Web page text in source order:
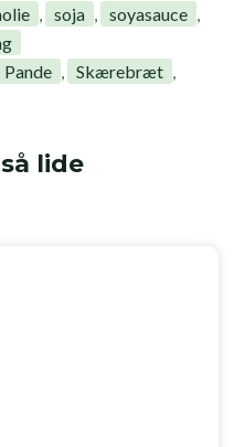
soja soyasauce
Pande Skærebræt
lide